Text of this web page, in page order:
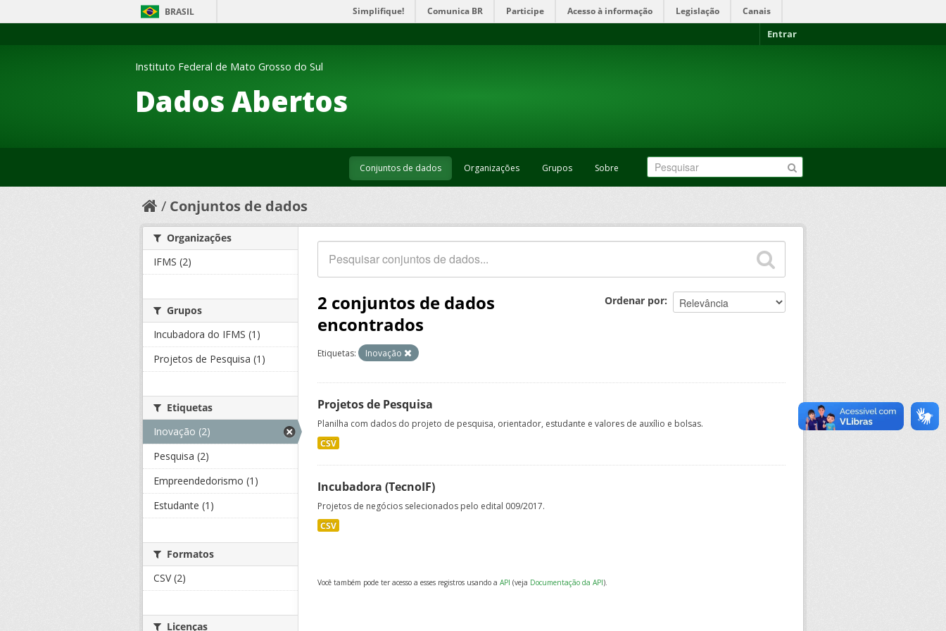
BRASIL Simplifique! Comunica BR Participe Acesso à informação Legislação Canais
Entrar
Dados Abertos
Instituto Federal de Mato Grosso do Sul
Conjuntos de dados Organizações Grupos Sobre
Conjuntos de dados
Ordenar por
2 conjuntos de dados
encontrados
Etiquetas: Inovação
Projetos de Pesquisa
Planilha com dados do projeto de pesquisa, orientador, estudante e valores de auxílio e bolsas.
CSV
Incubadora (TecnoIF)
Projetos de negócios selecionados pelo edital 009/2017.
CSV
Você também pode ter acesso a esses registros usando a API (veja Documentação da API).
Organizações
IFMS (2)
Grupos
Incubadora do IFMS (1)
Projetos de Pesquisa (1)
Etiquetas
Inovação (2)
Pesquisa (2)
Empreendedorismo (1)
Estudante (1)
Formatos
CSV (2)
Licenças